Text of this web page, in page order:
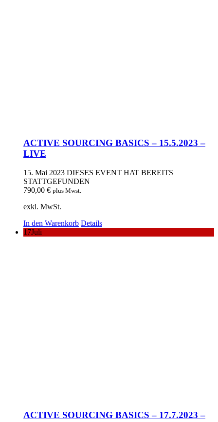
ACTIVE SOURCING BASICS – 15.5.2023 –
LIVE
15. Mai 2023 DIESES EVENT HAT BEREITS
STATTGEFUNDEN
790,00 € plus Mwst.
exkl. MwSt.
In den Warenkorb Details
17Juli
ACTIVE SOURCING BASICS – 17.7.2023 –